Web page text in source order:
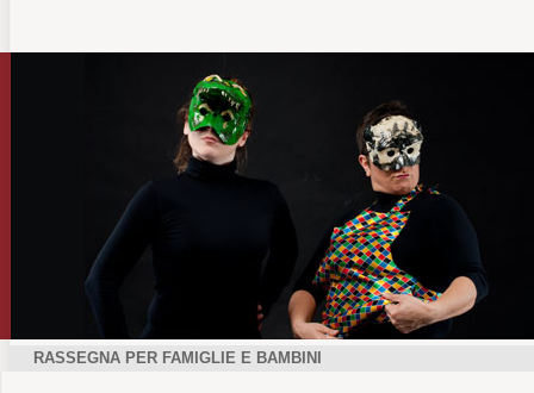
RASSEGNA PER FAMIGLIE E BAMBINI